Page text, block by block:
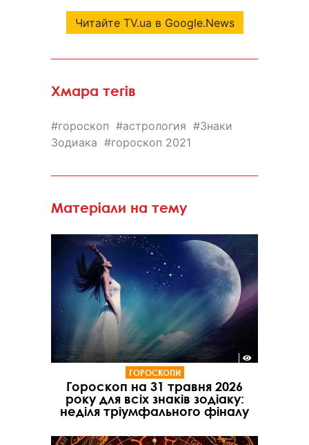
Читайте TV.ua в Google.News
Хмара тегів
гороскоп астрология
Знаки
Зодиака
гороскоп 2021
Матеріали на тему
ГОРОСКОПИ
Гороскоп на 31 травня 2026
року для всіх знаків зодіаку:
неділя тріумфального фіналу